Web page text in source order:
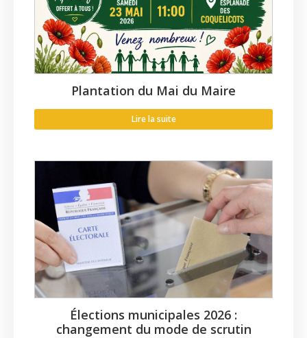
Plantation du Mai du Maire
Lire la suite
Élections municipales 2026 :
changement du mode de scrutin